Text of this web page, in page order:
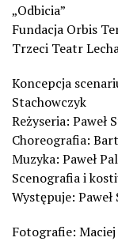
„Odbicia”
Fundacja Orbis
Trzeci Teatr
Koncepcja
Stachowczyk
Reżyseria: Paweł
Choreografia:
Muzyka: Paweł
Scenografia i
Występuje:
Fotografie: